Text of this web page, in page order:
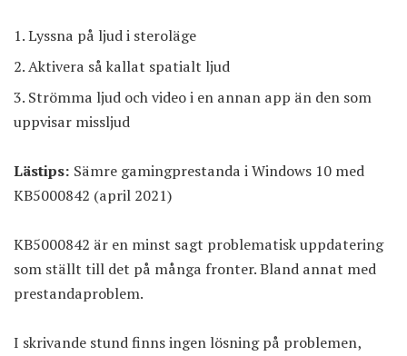
Lyssna på ljud i steroläge
Aktivera så kallat spatialt ljud
Strömma ljud och video i en annan app än den som
uppvisar missljud
Lästips: Sämre gamingprestanda i Windows 10 med
KB5000842 (april 2021)
KB5000842 är en minst sagt problematisk uppdatering
som ställt till det på många fronter. Bland annat med
prestandaproblem.
I skrivande stund finns ingen lösning på problemen,